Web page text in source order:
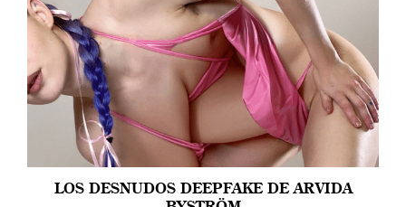
LOS DESNUDOS DEEPFAKE DE ARVIDA